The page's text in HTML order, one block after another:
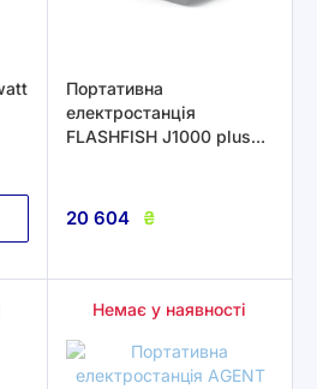
Портативна
електростанція
FLASHFISH J1000 plus
1000W (Peak 2000W)
20 604 ₴
Немає у наявності